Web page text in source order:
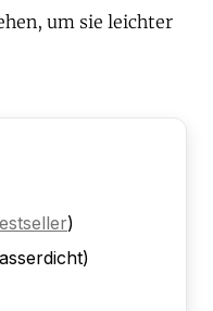
um sie leichter
)